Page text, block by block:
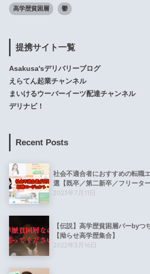
高学歴貧困層 鬱
提携サイト一覧
Asakusa'sデリバリーブログ
えらてん起業チャンネル
まいけるウーバーイーツ配達チャンネル
デリナビ！
Recent Posts
社会不適合者におすすめの転職
選【既卒／第二新卒／フリーター
2023年7月11日
【伝説】高学歴貧困層バーbyつ
【拗らせ高学歴集合】
2022年3月16日